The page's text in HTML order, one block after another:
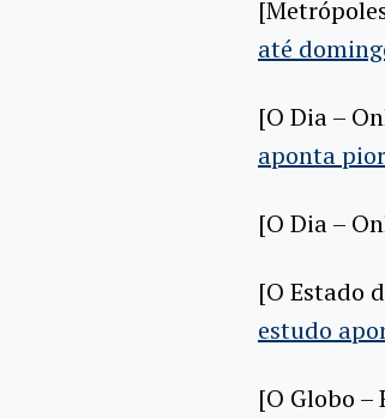
até
[O Dia –
aponta
[O Dia –
[O Estado
estudo
[O Globo –